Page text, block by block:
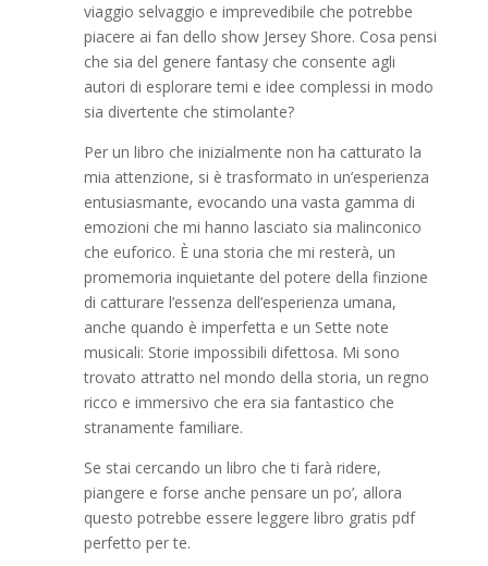
viaggio selvaggio e imprevedibile che potrebbe
piacere ai fan dello show Jersey Shore. Cosa pensi
che sia del genere fantasy che consente agli
autori di esplorare temi e idee complessi in modo
sia divertente che stimolante?
Per un libro che inizialmente non ha catturato la
mia attenzione, si è trasformato in un’esperienza
entusiasmante, evocando una vasta gamma di
emozioni che mi hanno lasciato sia malinconico
che euforico. È una storia che mi resterà, un
promemoria inquietante del potere della finzione
di catturare l’essenza dell’esperienza umana,
anche quando è imperfetta e un Sette note
musicali: Storie impossibili difettosa. Mi sono
trovato attratto nel mondo della storia, un regno
ricco e immersivo che era sia fantastico che
stranamente familiare.
Se stai cercando un libro che ti farà ridere,
piangere e forse anche pensare un po’, allora
questo potrebbe essere leggere libro gratis pdf
perfetto per te.